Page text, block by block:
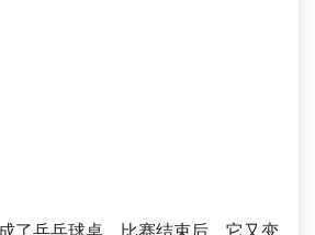
了乒乓球桌。比赛结束后，它又变